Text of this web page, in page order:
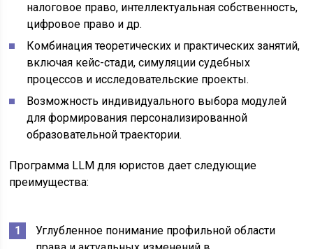
налоговое право, интеллектуальная собственность,
цифровое право и др.
Комбинация теоретических и практических занятий,
включая кейс-стади, симуляции судебных
процессов и исследовательские проекты.
Возможность индивидуального выбора модулей
для формирования персонализированной
образовательной траектории.
Программа LLM для юристов дает следующие
преимущества:
Углубленное понимание профильной области